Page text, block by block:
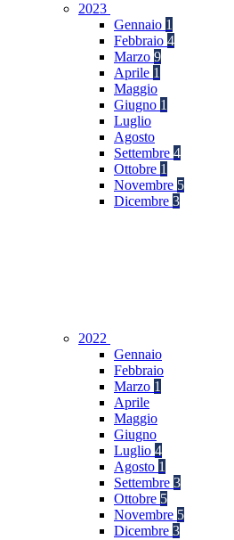
2023
Gennaio 1
Febbraio 4
Marzo 9
Aprile 1
Maggio
Giugno 1
Luglio
Agosto
Settembre 4
Ottobre 1
Novembre 5
Dicembre 3
2022
Gennaio
Febbraio
Marzo 1
Aprile
Maggio
Giugno
Luglio 4
Agosto 1
Settembre 3
Ottobre 5
Novembre 5
Dicembre 3